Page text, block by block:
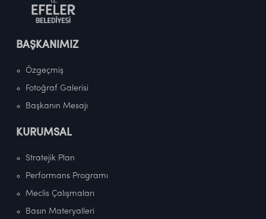
BAŞKANIMIZ
Özgeçmiş
Fotoğraf Galerisi
Başkanın Mesajı
KURUMSAL
Stratejik Plan
Performans Programı
Meclis Çalışmaları
Basın Materyalleri